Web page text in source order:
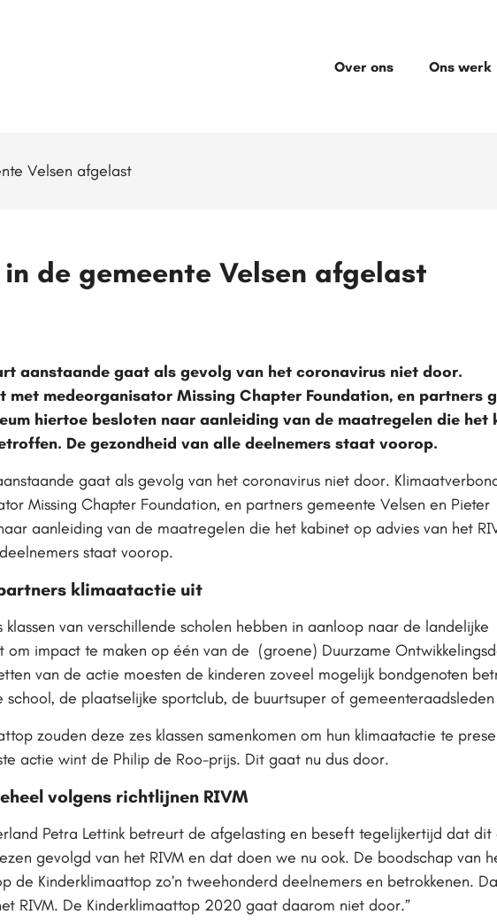
Over ons Ons werk
Velsen afgelast
de gemeente Velsen afgelast
aanstaande gaat als gevolg van het coronavirus niet door.
met medeorganisator Missing Chapter Foundation, en partners
hiertoe besloten naar aanleiding van de maatregelen die het
De gezondheid van alle deelnemers staat voorop.
gaat als gevolg van het coronavirus niet door.
Missing Chapter Foundation, en partners gemeente Velsen en Pieter
aanleiding van de maatregelen die het kabinet op advies van het
staat voorop.
klimaatactie uit
klassen van verschillende scholen hebben in aanloop naar de landelijke
impact te maken op één van de (groene) Duurzame
van de actie moesten de kinderen zoveel mogelijk bondgenoten
de plaatselijke sportclub, de buurtsuper of gemeenteraadsleden
zouden deze zes klassen samenkomen om hun klimaatactie te
actie wint de Philip de Roo-prijs. Dit gaat nu dus door.
volgens richtlijnen RIVM
Petra Lettink betreurt de afgelasting en beseft tegelijkertijd dat dit
gevolgd van het RIVM en dat doen we nu ook. De boodschap van
de Kinderklimaattop zo’n tweehonderd deelnemers en betrokkenen.
RIVM. De Kinderklimaattop 2020 gaat daarom niet door.”